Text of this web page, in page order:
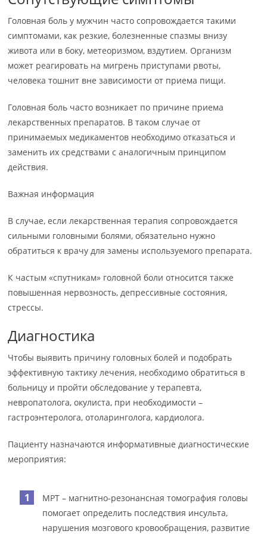
Головная боль у мужчин часто сопровождается такими
симптомами, как резкие, болезненные спазмы внизу
живота или в боку, метеоризмом, вздутием. Организм
может реагировать на мигрень приступами рвоты,
человека тошнит вне зависимости от приема пищи.
Головная боль часто возникает по причине приема
лекарственных препаратов. В таком случае от
принимаемых медикаментов необходимо отказаться и
заменить их средствами с аналогичным принципом
действия.
Важная информация
В случае, если лекарственная терапия сопровождается
сильными головными болями, обязательно нужно
обратиться к врачу для замены используемого препарата.
К частым «спутникам» головной боли относится также
повышенная нервозность, депрессивные состояния,
стрессы.
Диагностика
Чтобы выявить причину головных болей и подобрать
эффективную тактику лечения, необходимо обратиться в
больницу и пройти обследование у терапевта,
невропатолога, окулиста, при необходимости –
гастроэнтеролога, отоларинголога, кардиолога.
Пациенту назначаются информативные диагностические
мероприятия:
МРТ – магнитно-резонансная томография головы
помогает определить последствия инсульта,
нарушения мозгового кровообращения, развитие